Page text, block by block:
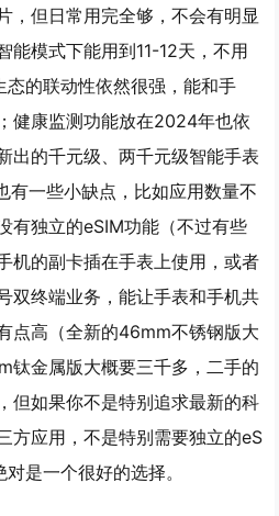
，但日常用完全够，不会有明显
能模式下能用到11-12天，不用
的联动性依然很强，能和手
健康监测功能放在2024年也依
出的千元级、两千元级智能手表
有一些小缺点，比如应用数量不
有独立的eSIM功能（不过有些
机的副卡插在手表上使用，或者
双终端业务，能让手表和手机共
点高（全新的46mm不锈钢版大
钛金属版大概要三千多，二手的
但如果你不是特别追求最新的科
方应用，不是特别需要独立的eS
是一个很好的选择。